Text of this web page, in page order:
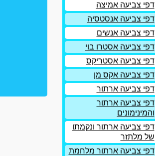
דפי צביעה אמיצה
דפי צביעה אנסטסיה
דפי צביעה אנשים
דפי צביעה אסטרו בוי
דפי צביעה אסטריקס
דפי צביעה אקס מן
דפי צביעה ארתור
דפי צביעה ארתור
והמינימונים
דפי צביעה ארתור ונקמתו
של מלתזר
דפי צביעה ארתור מלחמת